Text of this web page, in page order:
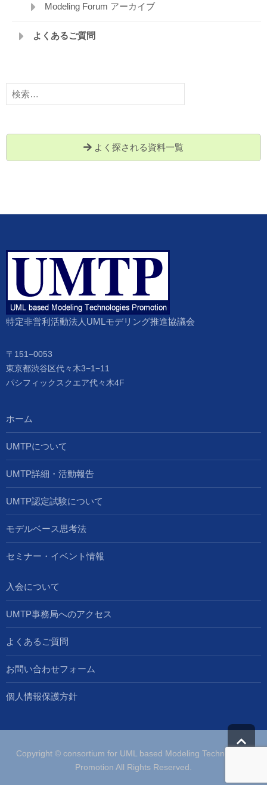
Modeling Forum アーカイブ
よくあるご質問
検
索:
よく探される資料一覧
特定非営利活動法人UMLモデリング推進協議会
〒151−0053
東京都渋谷区代々木3−1−11
パシフィックスクエア代々木4F
ホーム
UMTPについて
UMTP詳細・活動報告
UMTP認定試験について
モデルベース思考法
セミナー・イベント情報
入会について
UMTP事務局へのアクセス
よくあるご質問
お問い合わせフォーム
個人情報保護方針
Copyright © consortium for UML based Modeling Technologies
Promotion All Rights Reserved.